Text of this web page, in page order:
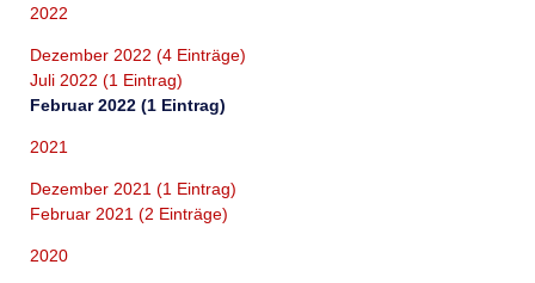
2022
Dezember 2022 (4 Einträge)
Juli 2022 (1 Eintrag)
Februar 2022 (1 Eintrag)
2021
Dezember 2021 (1 Eintrag)
Februar 2021 (2 Einträge)
2020